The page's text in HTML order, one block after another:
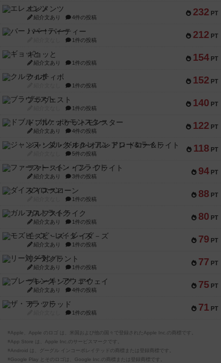
232 PT
エレメンツ
紹介文あり 4件の投稿
212 PT
バー！パーティー
1件の投稿
154 PT
ギョッと
紹介文あり 1件の投稿
152 PT
クルティボ
1件の投稿
140 PT
ブラヴェスト
1件の投稿
122 PT
ドブル：ポケットモンスター
紹介文あり 4件の投稿
118 PT
ジャンヌ・ダルク-オルレアン ドロー＆ライト
5件の投稿
94 PT
ファースト・イン・フライト
紹介文あり 3件の投稿
88 PT
ダイススローン
1件の投稿
80 PT
ガルフストライク
紹介文あり 1件の投稿
79 PT
モズビ－ズ・レイダ－ズ
紹介文あり 1件の投稿
77 PT
リー対グラント
紹介文あり 1件の投稿
75 PT
ブレーキング・アウェイ
紹介文あり 4件の投稿
71 PT
ザ・フラッド
1件の投稿
※Apple、Apple のロゴ は、米国および他の国々で登録されたApple Inc.の商標です。
※App Store は、Apple Inc.のサービスマークです。
※Android は、グーグル インコーポレイテッドの商標または登録商標です。
※Google Play とそのロゴは、Google Inc.の商標または登録商標です。